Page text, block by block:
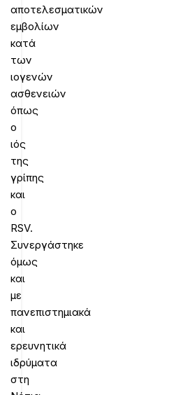
αποτελεσματικών
εμβολίων
κατά
των
ιογενών
ασθενειών
όπως
ο
ιός
της
γρίπης
και
ο
RSV.
Συνεργάστηκε
όμως
και
με
πανεπιστημιακά
και
ερευνητικά
ιδρύματα
στη